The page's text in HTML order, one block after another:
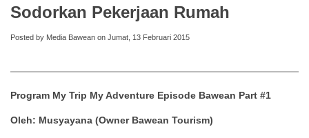
Sodorkan Pekerjaan Rumah
Posted by Media Bawean on Jumat, 13 Februari 2015
Program My Trip My Adventure Episode Bawean Part #1
Oleh: Musyayana (Owner Bawean Tourism)